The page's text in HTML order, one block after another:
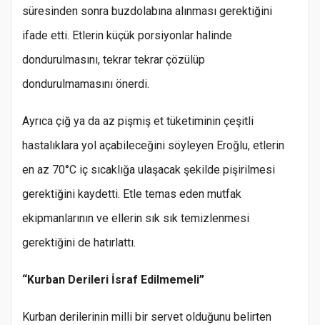
süresinden sonra buzdolabına alınması gerektiğini
ifade etti. Etlerin küçük porsiyonlar halinde
dondurulmasını, tekrar tekrar çözülüp
dondurulmamasını önerdi.
Ayrıca çiğ ya da az pişmiş et tüketiminin çeşitli
hastalıklara yol açabileceğini söyleyen Eroğlu, etlerin
en az 70°C iç sıcaklığa ulaşacak şekilde pişirilmesi
gerektiğini kaydetti. Etle temas eden mutfak
ekipmanlarının ve ellerin sık sık temizlenmesi
gerektiğini de hatırlattı.
“Kurban Derileri İsraf Edilmemeli”
Kurban derilerinin milli bir servet olduğunu belirten